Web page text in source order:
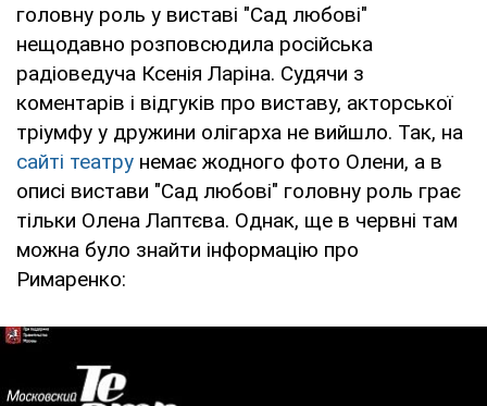
головну роль у виставі "Сад любові"
нещодавно розповсюдила російська
радіоведуча Ксенія Ларіна. Судячи з
коментарів і відгуків про виставу, акторської
тріумфу у дружини олігарха не вийшло. Так, на
сайті театру немає жодного фото Олени, а в
описі вистави "Сад любові" головну роль грає
тільки Олена Лаптєва. Однак, ще в червні там
можна було знайти інформацію про
Римаренко: